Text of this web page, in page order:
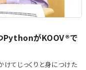
PythonがKOOV®で
てじっくりと身につけた